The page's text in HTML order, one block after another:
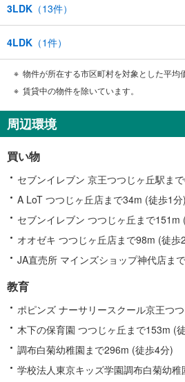
3LDK （13件）
4LDK （1件）
物件が所在する市区町村を対象とした平均
賃貸中の物件を除いています。
周辺環境
買い物
セブンイレブン 京王つつじヶ丘駅ま
A LoT つつじヶ丘店まで34m (徒歩1分)
セブンイレブン つつじヶ丘まで151m
オオゼキ つつじヶ丘店まで98m (徒歩
JA直売所 マインズショップ神代店ま
教育
ポピンズ ナーサリースクール京王つ
木下の保育園 つつじヶ丘まで153m (
調布白菊幼稚園まで296m (徒歩4分)
学校法人東京キッズ学園調布白菊幼